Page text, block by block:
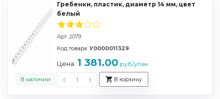
Гребенки, пластик, диаметр 14 мм, цвет
белый
Арт. 2079
В наличии
Код товара: У0000011329
Цена: 1 381.00 руб/упак
В корзину